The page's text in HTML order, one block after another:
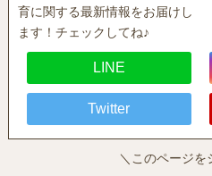
育に関する最新情報をお届けし
ます！チェックしてね♪
LINE
Twitter
＼このページを